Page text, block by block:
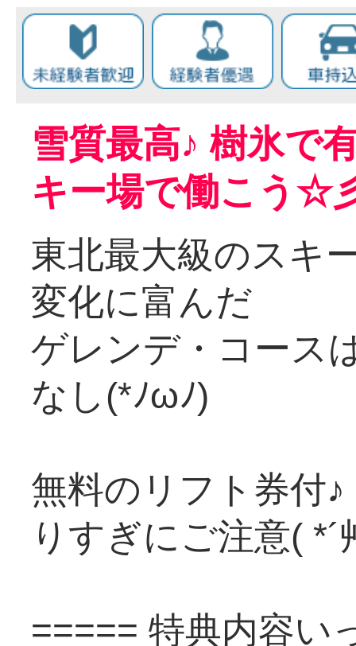
雪質最高♪ 樹氷で
キー場で働こう☆
東北最大級のスキ
変化に富んだ
ゲレンデ・コース
なし(*ﾉωﾉ)
無料のリフト券付
りすぎにご注意( *´
===== 特典内容い